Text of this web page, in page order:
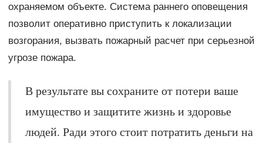
охраняемом объекте. Система раннего оповещения
позволит оперативно приступить к локализации
возгорания, вызвать пожарный расчет при серьезной
угрозе пожара.
В результате вы сохраните от потери ваше
имущество и защитите жизнь и здоровье
людей. Ради этого стоит потратить деньги на